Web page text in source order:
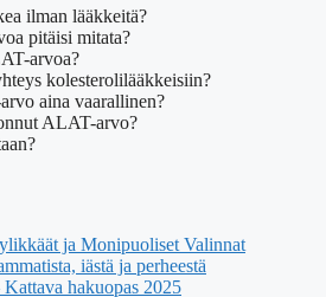
ilman lääkkeitä?
pitäisi mitata?
arvoa?
kolesterolilääkkeisiin?
aina vaarallinen?
ALAT-arvo?
ja Monipuoliset Valinnat
iästä ja perheestä
hakuopas 2025